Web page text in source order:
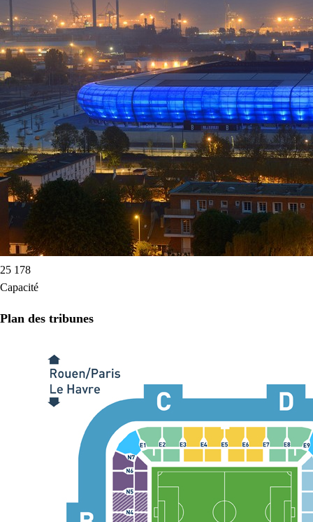
25 178
Capacité
Plan des tribunes